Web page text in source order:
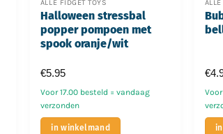
ALLE FIDGET TOYS
Halloween stressbal
popper pompoen met
spook oranje/wit
Voor 17.00 besteld = vandaag
verzonden
€5.95
in winkelmand
€